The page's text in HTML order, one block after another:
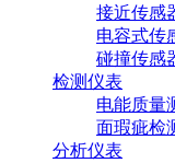
接近传感
电容式传
碰撞传感
检测仪表
电能质量
面瑕疵检
分析仪表